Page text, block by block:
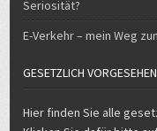
Seriosität?
E-Verkehr – mein Weg
GESETZLICH
Hier finden Sie alle